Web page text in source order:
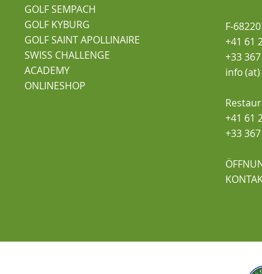
GOLF SEMPACH
GOLF KYBURG
GOLF SAINT APOLLINAIRE
SWISS CHALLENGE
ACADEMY
ONLINESHOP
F-
+41 61
+33
info
+41 61
+33